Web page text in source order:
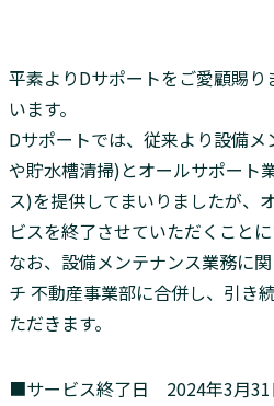
平素よりDサポートをご愛顧賜
います。
Dサポートでは、従来より設備
や貯水槽清掃)とオールサポート
ス)を提供してまいりましたが、
ビスを終了させていただくことに
なお、設備メンテナンス業務に
チ 不動産事業部に合併し、引き
ただきます。
■サービス終了日 2024年3月31